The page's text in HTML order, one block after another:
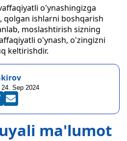
o'ynashingizga
qolgan ishlarni boshqarish
moslashtirish sizning
o'ynash, o'zingizni
keltirishdir.
24. Sep 2024
ma'lumot